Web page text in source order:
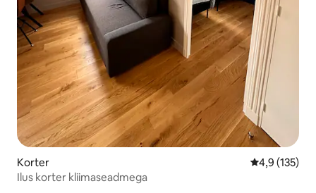
Korter Keskmine
4,9 (135)
Ilus korter kliimaseadmega